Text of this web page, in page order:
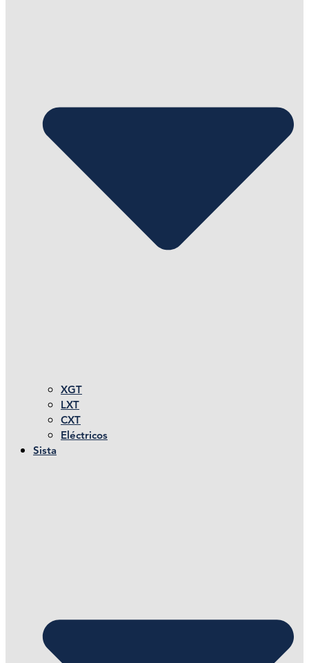
XGT
LXT
CXT
Eléctricos
Sista